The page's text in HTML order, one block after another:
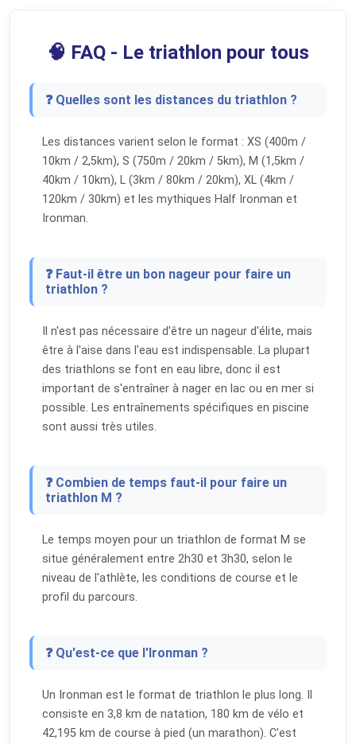
🧠 FAQ - Le triathlon pour tous
❓ Quelles sont les distances du triathlon ?
Les distances varient selon le format : XS (400m /
10km / 2,5km), S (750m / 20km / 5km), M (1,5km /
40km / 10km), L (3km / 80km / 20km), XL (4km /
120km / 30km) et les mythiques Half Ironman et
Ironman.
❓ Faut-il être un bon nageur pour faire un
triathlon ?
Il n'est pas nécessaire d'être un nageur d'élite, mais
être à l'aise dans l'eau est indispensable. La plupart
des triathlons se font en eau libre, donc il est
important de s'entraîner à nager en lac ou en mer si
possible. Les entraînements spécifiques en piscine
sont aussi très utiles.
❓ Combien de temps faut-il pour faire un
triathlon M ?
Le temps moyen pour un triathlon de format M se
situe généralement entre 2h30 et 3h30, selon le
niveau de l'athlète, les conditions de course et le
profil du parcours.
❓ Qu'est-ce que l'Ironman ?
Un Ironman est le format de triathlon le plus long. Il
consiste en 3,8 km de natation, 180 km de vélo et
42,195 km de course à pied (un marathon). C'est